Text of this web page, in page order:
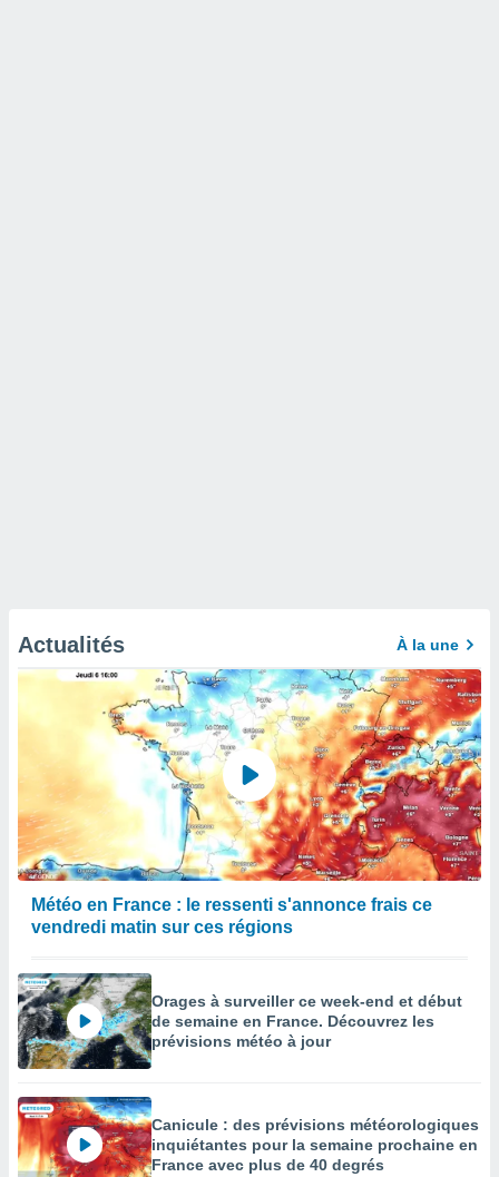
Actualités À la une
Météo en France : le ressenti s'annonce frais ce
vendredi matin sur ces régions
Orages à surveiller ce week-end et début
de semaine en France. Découvrez les
prévisions météo à jour
Canicule : des prévisions météorologiques
inquiétantes pour la semaine prochaine en
France avec plus de 40 degrés